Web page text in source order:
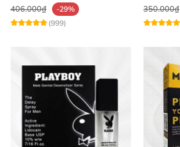
406.000₫
-29%
(999)
350.000₫